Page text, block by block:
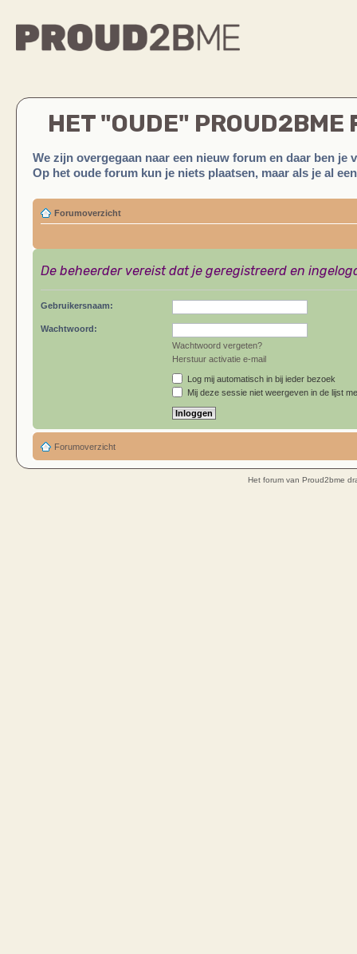
HET "OUDE" PROUD2BME
We zijn overgegaan naar een nieuw forum en daar ben je
Op het oude forum kun je niets plaatsen, maar als je al
Forumoverzicht
De beheerder vereist dat je geregistreerd en
Gebruikersnaam:
Wachtwoord:
Wachtwoord vergeten?
Herstuur activatie e-mail
Log mij automatisch in bij ieder bezoek
Mij deze sessie niet weergeven in de lijst
Forumoverzicht
Het forum van Proud2bme